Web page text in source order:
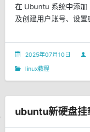
在 Ubuntu 系统中添加
及创建用户账号、设置
2025年07月10日
linux教程
ubuntu新硬盘挂